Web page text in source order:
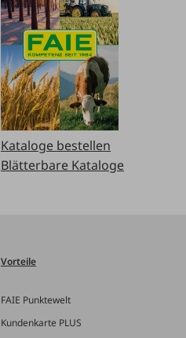
Kataloge bestellen
Blätterbare Kataloge
Vorteile
FAIE Punktewelt
Kundenkarte PLUS